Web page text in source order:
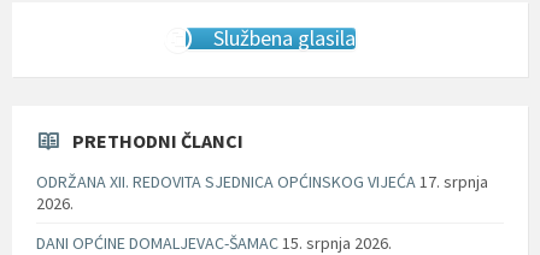
Službena glasila
PRETHODNI ČLANCI
ODRŽANA XII. REDOVITA SJEDNICA OPĆINSKOG VIJEĆA17. srpnja
2026.
DANI OPĆINE DOMALJEVAC-ŠAMAC15. srpnja 2026.